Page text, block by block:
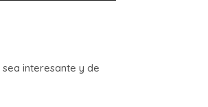
sea interesante y de